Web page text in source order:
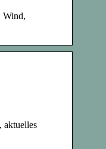
Wind,
aktuelles